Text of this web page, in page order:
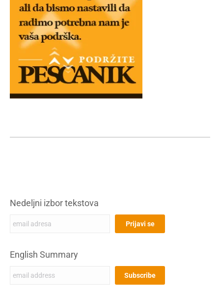
Nedeljni izbor tekstova
English Summary